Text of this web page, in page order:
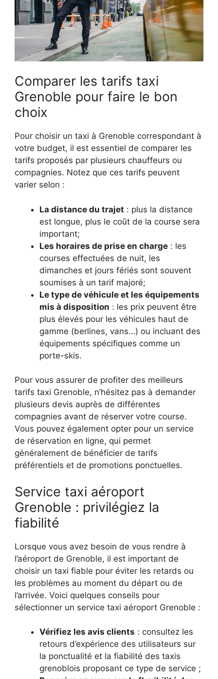
Comparer les tarifs taxi
Grenoble pour faire le bon
choix
Pour choisir un taxi à Grenoble correspondant à
votre budget, il est essentiel de comparer les
tarifs proposés par plusieurs chauffeurs ou
compagnies. Notez que ces tarifs peuvent
varier selon :
La distance du trajet : plus la distance
est longue, plus le coût de la course sera
important;
Les horaires de prise en charge : les
courses effectuées de nuit, les
dimanches et jours fériés sont souvent
soumises à un tarif majoré;
Le type de véhicule et les équipements
mis à disposition : les prix peuvent être
plus élevés pour les véhicules haut de
gamme (berlines, vans…) ou incluant des
équipements spécifiques comme un
porte-skis.
Pour vous assurer de profiter des meilleurs
tarifs taxi Grenoble, n’hésitez pas à demander
plusieurs devis auprès de différentes
compagnies avant de réserver votre course.
Vous pouvez également opter pour un service
de réservation en ligne, qui permet
généralement de bénéficier de tarifs
préférentiels et de promotions ponctuelles.
Service taxi aéroport
Grenoble : privilégiez la
fiabilité
Lorsque vous avez besoin de vous rendre à
l’aéroport de Grenoble, il est important de
choisir un taxi fiable pour éviter les retards ou
les problèmes au moment du départ ou de
l’arrivée. Voici quelques conseils pour
sélectionner un service taxi aéroport Grenoble :
Vérifiez les avis clients : consultez les
retours d’expérience des utilisateurs sur
la ponctualité et la fiabilité des taxis
grenoblois proposant ce type de service ;